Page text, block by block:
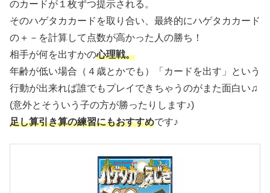
のカードが１枚ずつ提示される。
そのハゲタカカードを取り合い、最終的にハゲタカカード
の＋－を計算して点数が高かった人の勝ち！
相手が何を出すかの心理戦。
年齢が低い場合（４歳とかでも）「カードを出す」という
行動が出来れば誰でもプレイできちゃうのがまた面白い♫
(意外とそういう子の方が勝ったりします♪)
足し算引き算の練習にもおすすめです♪